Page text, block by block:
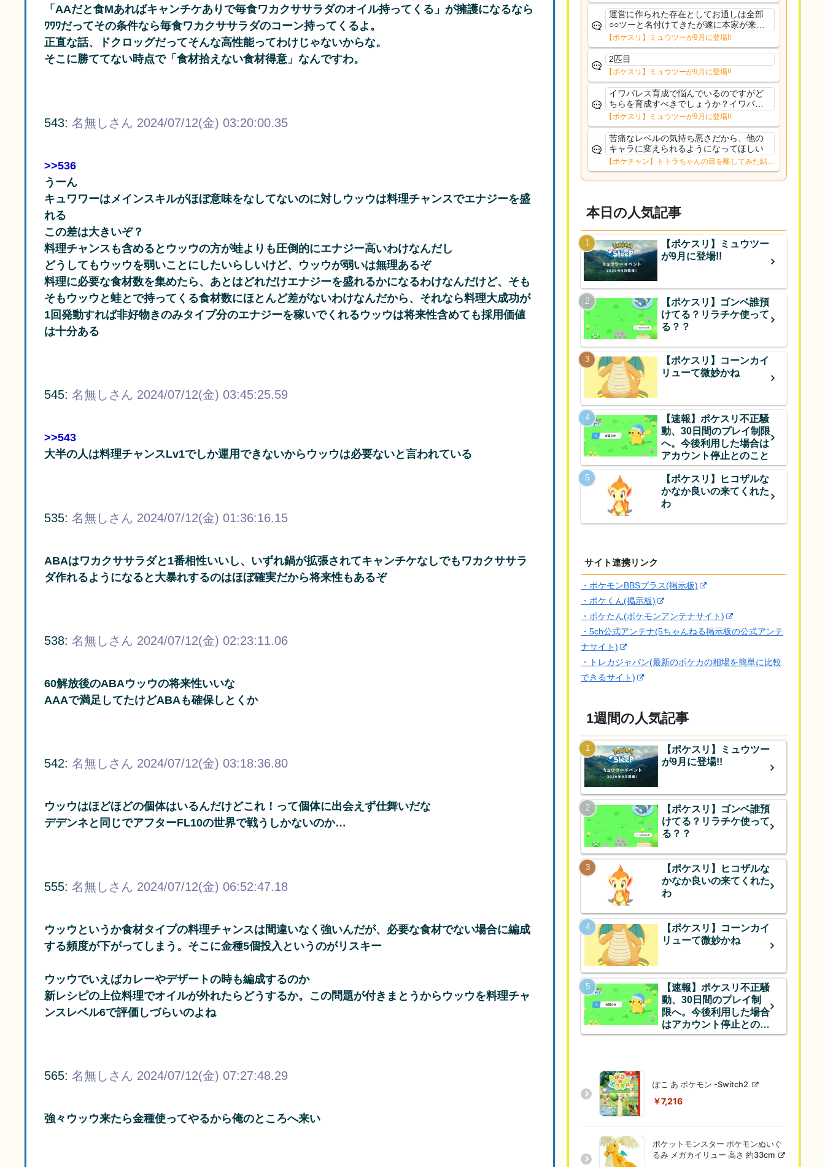
「AAだと食Mあればキャンチケありで毎食ワカクササラダのオイル持ってくる」が擁護になるなら
ﾜﾜﾜだってその条件なら毎食ワカクササラダのコーン持ってくるよ。
正直な話、ドクロッグだってそんな高性能ってわけじゃないからな。
そこに勝ててない時点で「食材拾えない食材得意」なんですわ。
543: 名無しさん 2024/07/12(金) 03:20:00.35
>>536
うーん
キュワワーはメインスキルがほぼ意味をなしてないのに対しウッウは料理チャンスでエナジーを盛
れる
この差は大きいぞ？
料理チャンスも含めるとウッウの方が蛙よりも圧倒的にエナジー高いわけなんだし
どうしてもウッウを弱いことにしたいらしいけど、ウッウが弱いは無理あるぞ
料理に必要な食材数を集めたら、あとはどれだけエナジーを盛れるかになるわけなんだけど、そも
そもウッウと蛙とで持ってくる食材数にほとんど差がないわけなんだから、それなら料理大成功が
1回発動すれば非好物きのみタイプ分のエナジーを稼いでくれるウッウは将来性含めても採用価値
は十分ある
545: 名無しさん 2024/07/12(金) 03:45:25.59
>>543
大半の人は料理チャンスLv1でしか運用できないからウッウは必要ないと言われている
535: 名無しさん 2024/07/12(金) 01:36:16.15
ABAはワカクササラダと1番相性いいし、いずれ鍋が拡張されてキャンチケなしでもワカクササラ
ダ作れるようになると大暴れするのはほぼ確実だから将来性もあるぞ
538: 名無しさん 2024/07/12(金) 02:23:11.06
60解放後のABAウッウの将来性いいな
AAAで満足してたけどABAも確保しとくか
542: 名無しさん 2024/07/12(金) 03:18:36.80
ウッウはほどほどの個体はいるんだけどこれ！って個体に出会えず仕舞いだな
デデンネと同じでアフターFL10の世界で戦うしかないのか…
555: 名無しさん 2024/07/12(金) 06:52:47.18
ウッウというか食材タイプの料理チャンスは間違いなく強いんだが、必要な食材でない場合に編成
する頻度が下がってしまう。そこに金種5個投入というのがリスキー
ウッウでいえばカレーやデザートの時も編成するのか
新レシピの上位料理でオイルが外れたらどうするか。この問題が付きまとうからウッウを料理チャ
ンスレベル6で評価しづらいのよね
565: 名無しさん 2024/07/12(金) 07:27:48.29
強々ウッウ来たら金種使ってやるから俺のところへ来い
運営に作られた存在としてお通しは全部
○○ツーと名付けてきたが遂に本家が来て
しまった
【ポケスリ】ミュウツーが9月に登場!!
2匹目
【ポケスリ】ミュウツーが9月に登場!!
イワパレス育成で悩んでいるのですがど
ちらを育成すべきでしょうか？イワパレ
スは常駐だと思うのでスキル回数犠牲に
してでもおてぼある方が良いのかなと思
っていますがどうでしょうか
【ポケスリ】ミュウツーが9月に登場!!
苦痛なレベルの気持ち悪さだから、他の
キャラに変えられるようになってほしい
【ポケチャン】トトラちゃんの目を離してみた結果
www→【画像】
本日の人気記事
【ポケスリ】ミュウツー
が9月に登場!!
【ポケスリ】ゴンベ誰預
けてる？リラチケ使って
る？？
【ポケスリ】コーンカイ
リューて微妙かね
【速報】ポケスリ不正騒
動、30日間のプレイ制限
へ。今後利用した場合は
アカウント停止とのこと
【ポケスリ】ヒコザルな
かなか良いの来てくれた
わ
サイト連携リンク
・ポケモンBBSプラス(掲示板)
・ポケくん(掲示板)
・ポケたん(ポケモンアンテナサイト)
・5ch公式アンテナ(5ちゃんねる掲示板の公式アンテ
ナサイト)
・トレカジャパン(最新のポケカの相場を簡単に比較
できるサイト)
1週間の人気記事
【ポケスリ】ミュウツー
が9月に登場!!
【ポケスリ】ゴンベ誰預
けてる？リラチケ使って
る？？
【ポケスリ】ヒコザルな
かなか良いの来てくれた
わ
【ポケスリ】コーンカイ
リューて微妙かね
【速報】ポケスリ不正騒
動、30日間のプレイ制
限へ。今後利用した場合
はアカウント停止とのこ
と
ぽこ あ ポケモン -Switch2
￥7,216
ポケットモンスター ポケモンぬいぐ
るみ メガカイリュー 高さ 約33cm